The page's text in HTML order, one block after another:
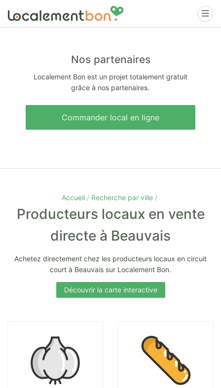
Nos partenaires
Localement Bon est un projet totalement gratuit
grâce à nos partenaires.
Commander local en ligne
Accueil Recherche par ville
Producteurs locaux en vente
directe à Beauvais
Achetez directement chez les producteurs locaux en circuit
court à Beauvais sur Localement Bon.
Découvrir la carte interactive